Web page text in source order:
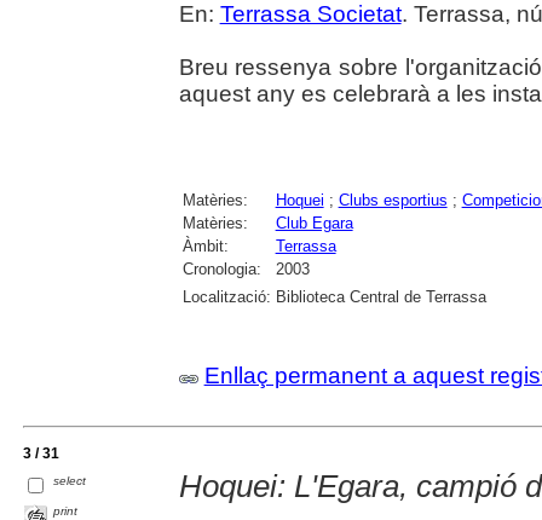
En: Terrassa Societat. Terrassa,
Breu ressenya sobre
aquest any es celebrarà a les
Matèries: Hoquei ; Clubs esportius ;
Matèries:
Club Egara
Àmbit:
Terrassa
Cronologia:
2003
Localització: Biblioteca Central de Terrassa
Enllaç permanent a aquest
3 / 31
select
print
Hoquei: L'Egara, campió